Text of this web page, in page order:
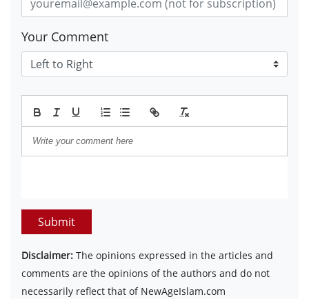
Your Comment
Submit
Disclaimer: The opinions expressed in the articles and
comments are the opinions of the authors and do not
necessarily reflect that of NewAgeIslam.com